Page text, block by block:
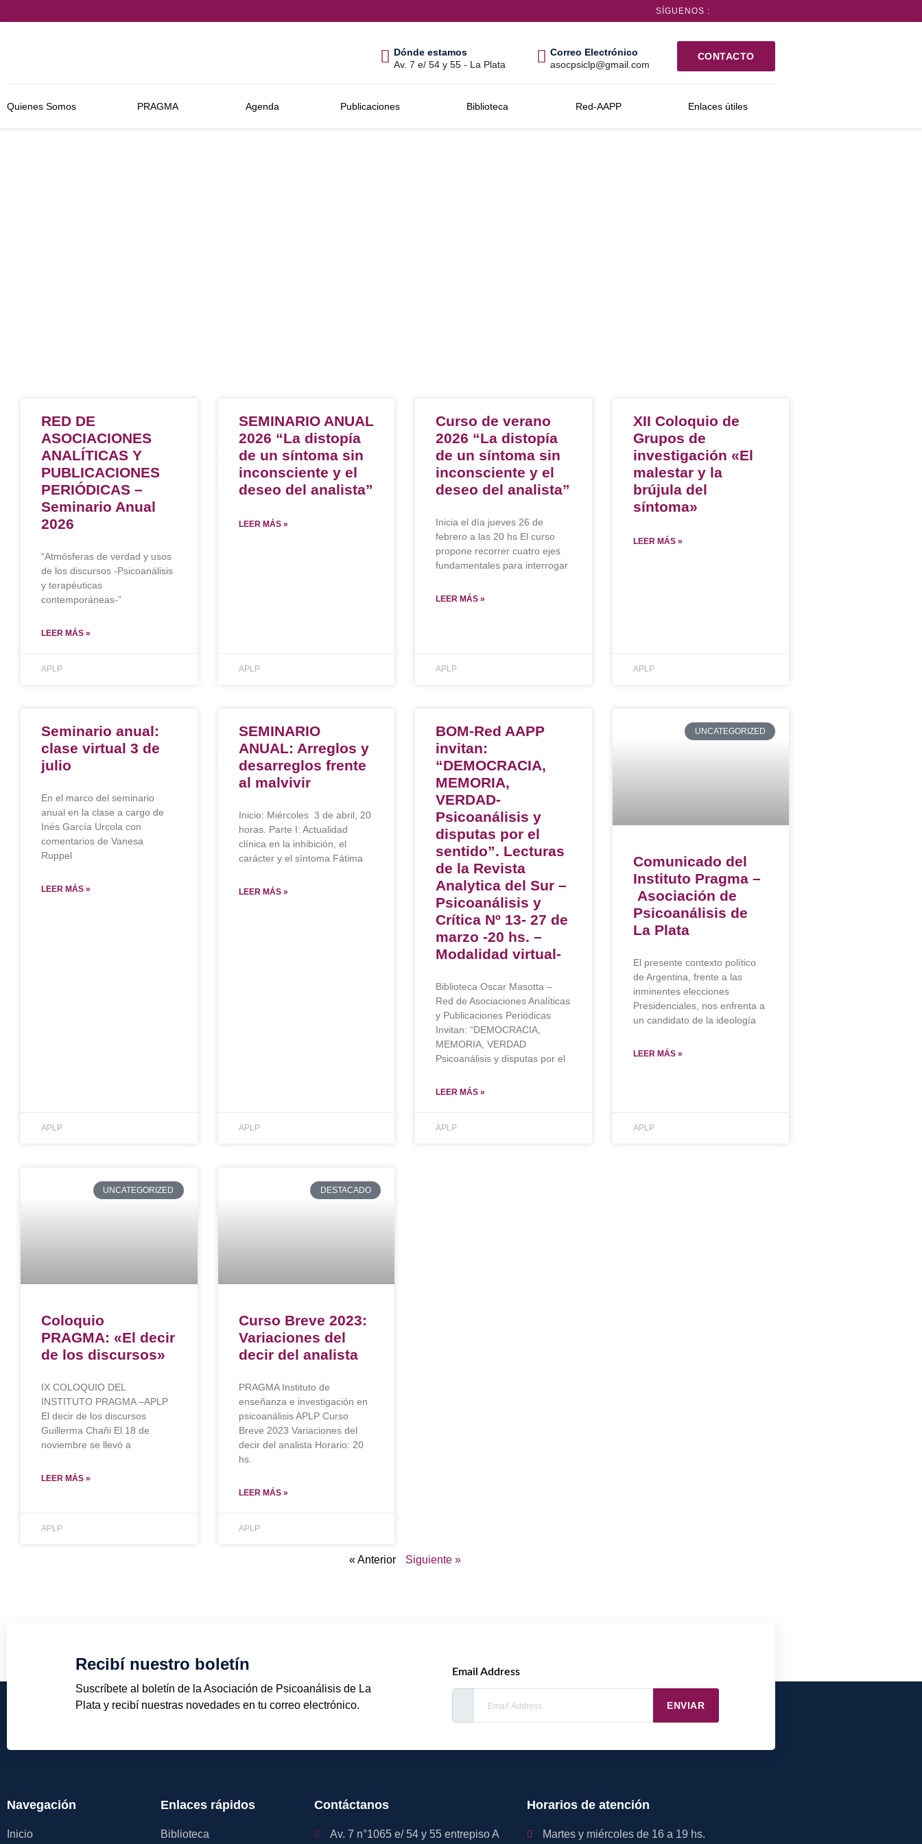
SÍGUENOS :
Dónde estamos
Av. 7 e/ 54 y 55 - La Plata
Correo Electrónico
asocpsiclp@gmail.com
CONTACTO
Quienes Somos PRAGMA Agenda Publicaciones Biblioteca Red-AAPP Enlaces útiles
RED DE
ASOCIACIONES
ANALÍTICAS Y
PUBLICACIONES
PERIÓDICAS –
Seminario Anual
2026
“Atmósferas de verdad y usos
de los discursos -Psicoanálisis
y terapéuticas
contemporáneas-”
LEER MÁS »
APLP
SEMINARIO ANUAL
2026 “La distopía
de un síntoma sin
inconsciente y el
deseo del analista”
LEER MÁS »
APLP
Curso de verano
2026 “La distopía
de un síntoma sin
inconsciente y el
deseo del analista”
Inicia el día jueves 26 de
febrero a las 20 hs El curso
propone recorrer cuatro ejes
fundamentales para interrogar
LEER MÁS »
APLP
XII Coloquio de
Grupos de
investigación «El
malestar y la
brújula del
síntoma»
LEER MÁS »
APLP
Seminario anual:
clase virtual 3 de
julio
En el marco del seminario
anual en la clase a cargo de
Inés García Urcola con
comentarios de Vanesa
Ruppel
LEER MÁS »
APLP
SEMINARIO
ANUAL: Arreglos y
desarreglos frente
al malvivir
Inicio: Miércoles 3 de abril, 20
horas. Parte I: Actualidad
clínica en la inhibición, el
carácter y el síntoma Fátima
LEER MÁS »
APLP
BOM-Red AAPP
invitan:
“DEMOCRACIA,
MEMORIA,
VERDAD-
Psicoanálisis y
disputas por el
sentido”. Lecturas
de la Revista
Analytica del Sur –
Psicoanálisis y
Crítica Nº 13- 27 de
marzo -20 hs. –
Modalidad virtual-
Biblioteca Oscar Masotta –
Red de Asociaciones Analíticas
y Publicaciones Periódicas
Invitan: “DEMOCRACIA,
MEMORIA, VERDAD
Psicoanálisis y disputas por el
LEER MÁS »
APLP
UNCATEGORIZED
Comunicado del
Instituto Pragma –
Asociación de
Psicoanálisis de
La Plata
El presente contexto político
de Argentina, frente a las
inminentes elecciones
Presidenciales, nos enfrenta a
un candidato de la ideología
LEER MÁS »
APLP
UNCATEGORIZED
Coloquio
PRAGMA: «El decir
de los discursos»
IX COLOQUIO DEL
INSTITUTO PRAGMA –APLP
El decir de los discursos
Guillerma Chañi El 18 de
noviembre se llevó a
LEER MÁS »
APLP
DESTACADO
Curso Breve 2023:
Variaciones del
decir del analista
PRAGMA Instituto de
enseñanza e investigación en
psicoanálisis APLP Curso
Breve 2023 Variaciones del
decir del analista Horario: 20
hs.
LEER MÁS »
APLP
« Anterior Siguiente »
Recibí nuestro boletín
Suscríbete al boletín de la Asociación de Psicoanálisis de La
Plata y recibí nuestras novedades en tu correo electrónico.
Email Address
ENVIAR
Navegación
Inicio
Enlaces rápidos
Biblioteca
Contáctanos
Av. 7 n°1065 e/ 54 y 55 entrepiso A
Horarios de atención
Martes y miércoles de 16 a 19 hs.